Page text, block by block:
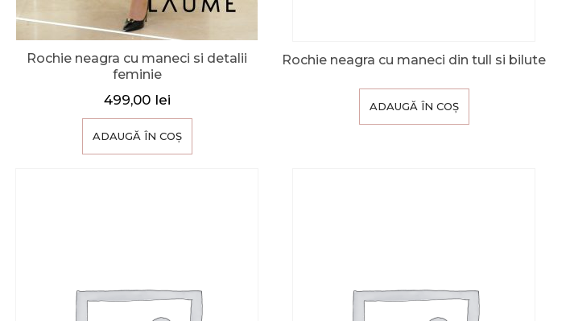
Rochie neagra cu maneci si detalii
feminie
499,00 lei
ADAUGĂ ÎN COȘ
Rochie neagra cu maneci din tull si bilute
ADAUGĂ ÎN COȘ